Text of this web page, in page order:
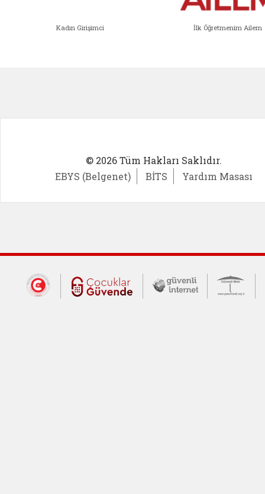
Kadın Girişimci İlk Öğretmenim Ailem
© 2026 Tüm Hakları Saklıdır.
EBYS (Belgenet)
BİTS Yardım Masası
Dış Bağlantılar
Cumhurbaşkanlığı İletişim Merkezi
Çocuklar Güvende (yeni
Güvenli